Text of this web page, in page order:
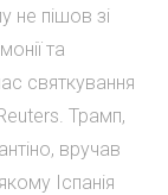
не пішов зі
та
святкування
Трамп,
вручав
Іспанія